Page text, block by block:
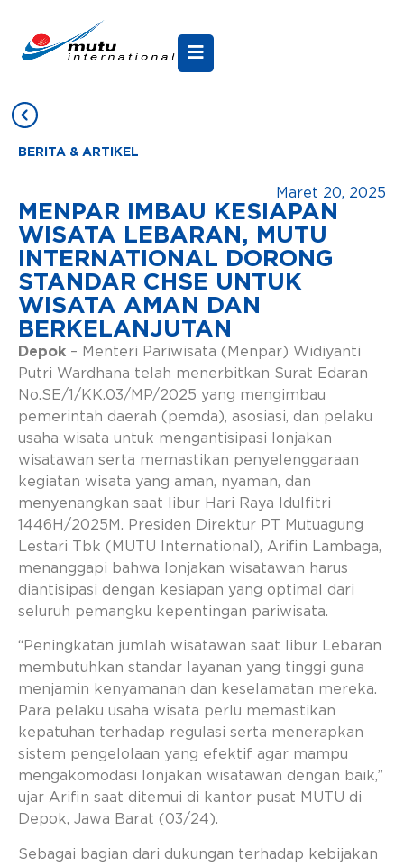
BERITA & ARTIKEL
Maret 20, 2025
MENPAR IMBAU KESIAPAN
WISATA LEBARAN, MUTU
INTERNATIONAL DORONG
STANDAR CHSE UNTUK
WISATA AMAN DAN
BERKELANJUTAN
Depok – Menteri Pariwisata (Menpar) Widiyanti
Putri Wardhana telah menerbitkan Surat Edaran
No.SE/1/KK.03/MP/2025 yang mengimbau
pemerintah daerah (pemda), asosiasi, dan pelaku
usaha wisata untuk mengantisipasi lonjakan
wisatawan serta memastikan penyelenggaraan
kegiatan wisata yang aman, nyaman, dan
menyenangkan saat libur Hari Raya Idulfitri
1446H/2025M. Presiden Direktur PT Mutuagung
Lestari Tbk (MUTU International), Arifin Lambaga,
menanggapi bahwa lonjakan wisatawan harus
diantisipasi dengan kesiapan yang optimal dari
seluruh pemangku kepentingan pariwisata.
“Peningkatan jumlah wisatawan saat libur Lebaran
membutuhkan standar layanan yang tinggi guna
menjamin kenyamanan dan keselamatan mereka.
Para pelaku usaha wisata perlu memastikan
kepatuhan terhadap regulasi serta menerapkan
sistem pengelolaan yang efektif agar mampu
mengakomodasi lonjakan wisatawan dengan baik,”
ujar Arifin saat ditemui di kantor pusat MUTU di
Depok, Jawa Barat (03/24).
Sebagai bagian dari dukungan terhadap kebijakan